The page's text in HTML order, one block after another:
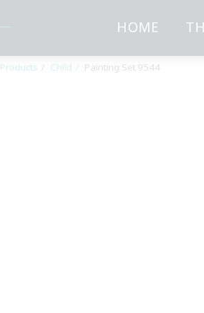
HOME
Products Child Painting Set 9544